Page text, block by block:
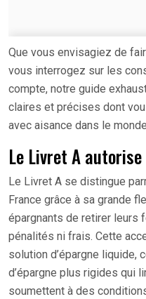
Que vous envisagiez de
vous interrogez sur les
compte, notre guide
claires et précises dont
avec aisance dans le
Le Livret A
Le Livret A se distingue
France grâce à sa grande
épargnants de retirer leurs
pénalités ni frais. Cette
solution d’épargne liquide,
d’épargne plus rigides qui
soumettent à des